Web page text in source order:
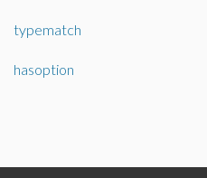
typematch
hasoption